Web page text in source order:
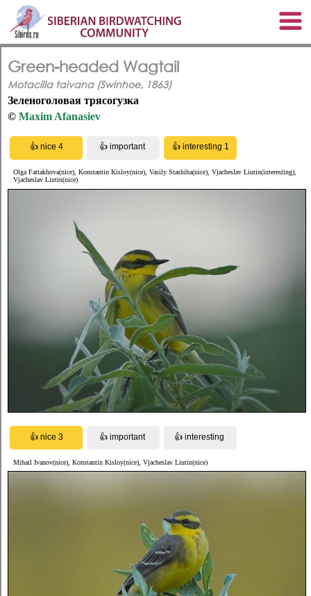
Green-headed Wagtail
Motacilla taivana (Swinhoe, 1863)
Зеленоголовая трясогузка
© Maxim Afanasiev
Olga Fattakhova(nice), Konstantin Kisloy(nice), Vasily Stashiba(nice), Vjacheslav Liutin(interesting),
Vjacheslav Liutin(nice)
Mihail Ivanov(nice), Konstantin Kisloy(nice), Vjacheslav Liutin(nice)